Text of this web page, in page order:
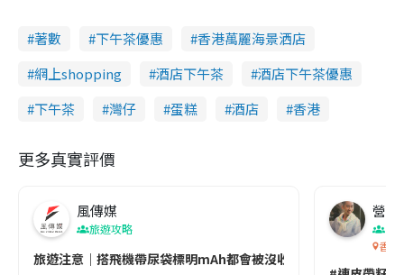
著數 下午茶優惠
香港萬麗海景洒店
網上shopping
酒店下午茶
酒店下午茶優惠
下午茶
灣仔 蛋糕 酒店 香港
更多真實評價
風傳媒
旅遊攻略
旅遊注意｜搭飛機帶尿袋標明mAh都會被沒收😱出發前切記檢查
營養
香港